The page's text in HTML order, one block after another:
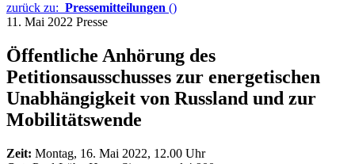
zurück zu: Pressemitteilungen ()
11. Mai 2022 Presse
Öffentliche Anhörung des
Petitionsausschusses zur energetischen
Unabhängigkeit von Russland und zur
Mobilitätswende
Zeit: Montag, 16. Mai 2022, 12.00 Uhr